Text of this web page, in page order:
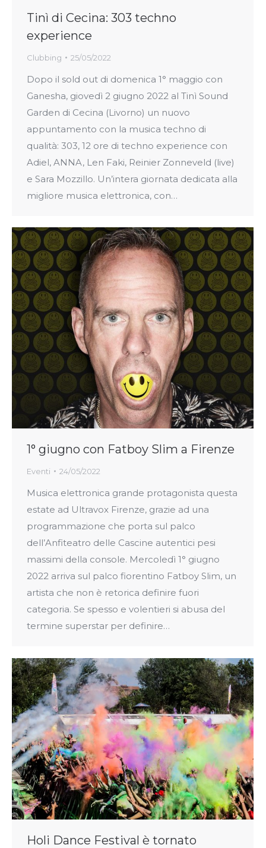
Tinì di Cecina: 303 techno
experience
Clubbing 25/05/2022
Dopo il sold out di domenica 1° maggio con
Ganesha, giovedì 2 giugno 2022 al Tinì Sound
Garden di Cecina (Livorno) un nuovo
appuntamento con la musica techno di
qualità: 303, 12 ore di techno experience con
Adiel, ANNA, Len Faki, Reinier Zonneveld (live)
e Sara Mozzillo. Un’intera giornata dedicata alla
migliore musica elettronica, con…
1° giugno con Fatboy Slim a Firenze
Eventi 24/05/2022
Musica elettronica grande protagonista questa
estate ad Ultravox Firenze, grazie ad una
programmazione che porta sul palco
dell’Anfiteatro delle Cascine autentici pesi
massimi della console. Mercoledì 1° giugno
2022 arriva sul palco fiorentino Fatboy Slim, un
artista che non è retorica definire fuori
categoria. Se spesso e volentieri si abusa del
termine superstar per definire…
Holi Dance Festival è tornato